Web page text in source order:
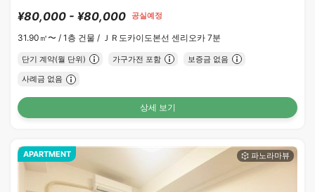
¥80,000 - ¥80,000 공실예정
31.90㎡〜 / 1층 건물 / ＪＲ도카이도본선 센리오카 7분
단기 계약(월 단위) 가구가전 포함 보증금 없음
사례금 없음
상세 보기
APARTMENT